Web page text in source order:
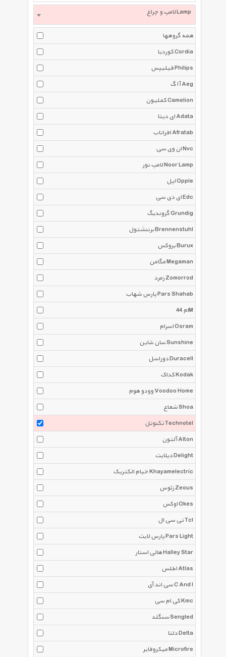
لامپ و چراغ Lamp
همه گروهها
کوردیا Cordia
فیلیپس Philips
آ ا گ Aeg
کملیون Camelion
ای دیتا Adata
افراتاب Afratab
ان وی سی Nvc
لامپ نور Noor Lamp
اپل Opple
ای دی سی Edc
گروندیگ Grundig
برننشتول Brennenstuhl
بروکس Burux
مگامن Megaman
زمرد Zomorrod
پارس شهاب Pars Shahab
4ام 4M
اسرام Osram
سان شاین Sunshine
دوراسل Duracell
کداک Kodak
وودو هوم Voodoo Home
شعاع Shoa
تکنوتل Technotel
آلتون Alton
دیلایت Delight
خیام الکتریک Khayamelectric
زئوس Zeous
اوکس Okes
تی سی ال Tcl
پارس لایت Pars Light
هالی استار Halley Star
اطلس Atlas
سی اند آی C And I
کی ام سی Kmc
سنگلد Sengled
دلتا Delta
میکروفایر Microfire